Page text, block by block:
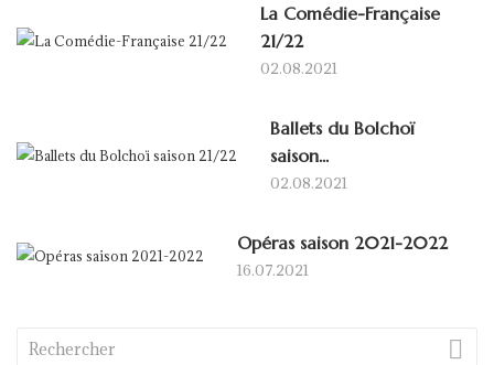
La Comédie-Française
21/22
02.08.2021
Ballets du Bolchoï
saison...
02.08.2021
Opéras saison 2021-2022
16.07.2021
